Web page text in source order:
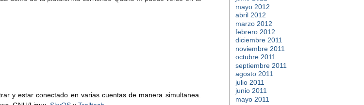
y estar conectado en varias cuentas de manera simultanea.
mayo 2012
abril 2012
marzo 2012
febrero 2012
diciembre 2011
noviembre 2011
octubre 2011
septiembre 2011
agosto 2011
julio 2011
junio 2011
mayo 2011